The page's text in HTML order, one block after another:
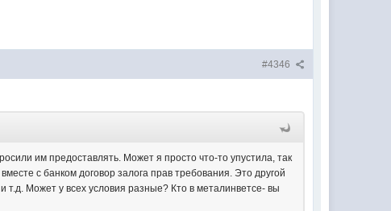
#4346
им предоставлять. Может я просто что-то упустила, так
с банком договор залога прав требования. Это другой
Может у всех условия разные? Кто в металинветсе- вы